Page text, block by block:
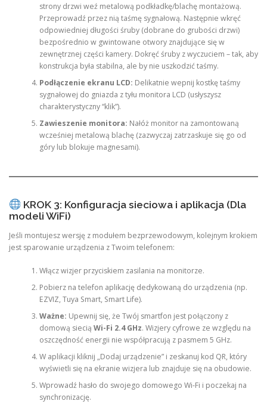
strony drzwi weź metalową podkładkę/blachę montażową.
Przeprowadź przez nią taśmę sygnałową. Następnie wkręć
odpowiedniej długości śruby (dobrane do grubości drzwi)
bezpośrednio w gwintowane otwory znajdujące się w
zewnętrznej części kamery. Dokręć śruby z wyczuciem – tak, aby
konstrukcja była stabilna, ale by nie uszkodzić taśmy.
Podłączenie ekranu LCD: Delikatnie wepnij kostkę taśmy
sygnałowej do gniazda z tyłu monitora LCD (usłyszysz
charakterystyczny “klik”).
Zawieszenie monitora: Nałóż monitor na zamontowaną
wcześniej metalową blachę (zazwyczaj zatrzaskuje się go od
góry lub blokuje magnesami).
KROK 3: Konfiguracja sieciowa i aplikacja (Dla
modeli WiFi)
Jeśli montujesz wersję z modułem bezprzewodowym, kolejnym krokiem
jest sparowanie urządzenia z Twoim telefonem:
Włącz wizjer przyciskiem zasilania na monitorze.
Pobierz na telefon aplikację dedykowaną do urządzenia (np.
EZVIZ, Tuya Smart, Smart Life).
Ważne: Upewnij się, że Twój smartfon jest połączony z
domową siecią Wi-Fi 2.4 GHz. Wizjery cyfrowe ze względu na
oszczędność energii nie współpracują z pasmem 5 GHz.
W aplikacji kliknij „Dodaj urządzenie” i zeskanuj kod QR, który
wyświetli się na ekranie wizjera lub znajduje się na obudowie.
Wprowadź hasło do swojego domowego Wi-Fi i poczekaj na
synchronizację.